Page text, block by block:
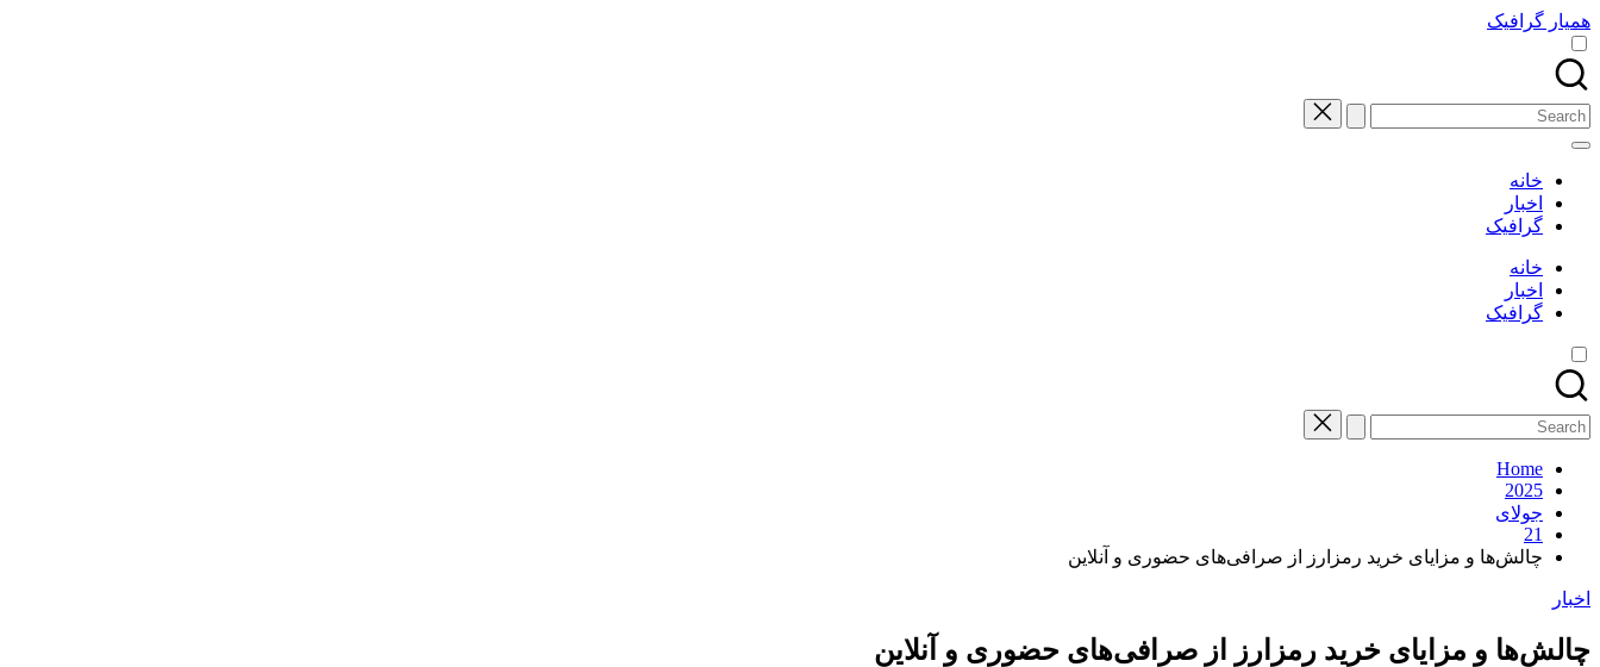
Skip
to
content
همیار گرافیک
Search
for:
خانه
اخبار
گرافیک
خانه
اخبار
گرافیک
Search
for:
Home
2025
جولای
21
چالش‌ها و مزایای خرید رمزارز از صرافی‌های حضوری و آنلاین
Posted
اخبار
چالش‌ها و مزایای خرید رمزارز از صرافی‌های حضوری و آنلاین